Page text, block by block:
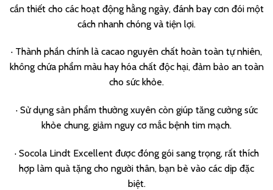
cần thiết cho các hoạt động hằng ngày, đánh bay cơn đói một
cách nhanh chóng và tiện lợi.
· Thành phần chính là cacao nguyên chất hoàn toàn tự nhiên,
không chứa phẩm màu hay hóa chất độc hại, đảm bảo an toàn
cho sức khỏe.
· Sử dụng sản phẩm thường xuyên còn giúp tăng cường sức
khỏe chung, giảm nguy cơ mắc bệnh tim mạch.
· Socola Lindt Excellent được đóng gói sang trọng, rất thích
hợp làm quà tặng cho người thân, bạn bè vào các dịp đặc
biệt.